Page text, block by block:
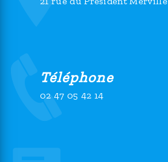
Téléphone
02 47 05 42 14